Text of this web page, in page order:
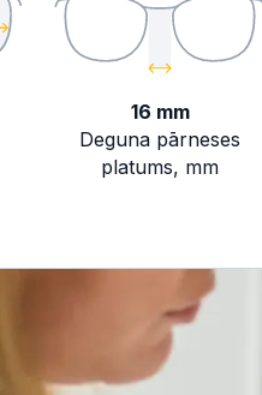
16 mm
Deguna pārneses
platums, mm